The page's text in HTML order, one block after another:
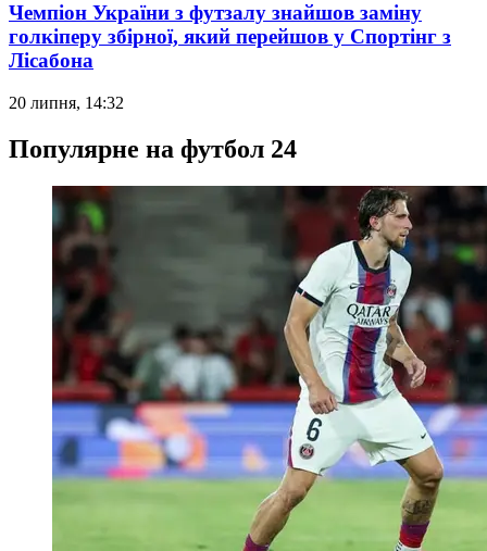
Чемпіон України з футзалу знайшов заміну
голкіперу збірної, який перейшов у Спортінг з
Лісабона
20 липня, 14:32
Популярне на футбол 24